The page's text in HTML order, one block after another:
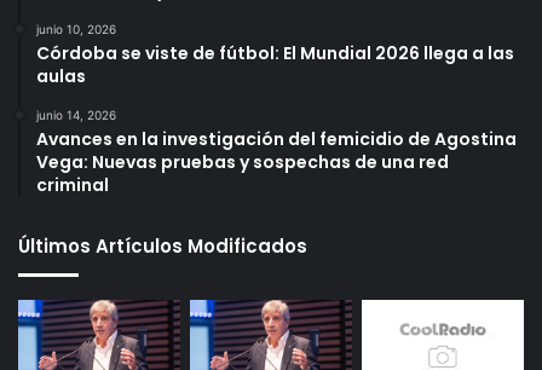
junio 10, 2026
Córdoba se viste de fútbol: El Mundial 2026 llega a las
aulas
junio 14, 2026
Avances en la investigación del femicidio de Agostina
Vega: Nuevas pruebas y sospechas de una red
criminal
Últimos Artículos Modificados